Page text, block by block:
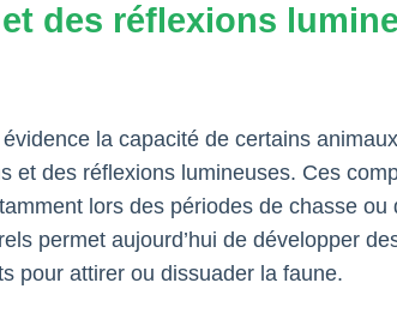
des réflexions
la capacité de certains
et des réflexions lumineuses. Ces
lors des périodes de chasse ou
permet aujourd’hui de développer
pour attirer ou dissuader la faune.